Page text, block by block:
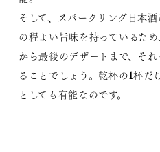
そして、スパークリング日本
の程よい旨味を持っているた
から最後のデザートまで、そ
ることでしょう。乾杯の1杯だ
としても有能なのです。